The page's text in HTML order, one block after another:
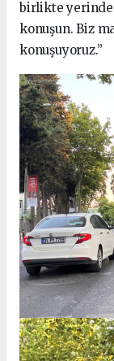
birlikte yerinde
konuşun. Biz
konuşuyoruz.”